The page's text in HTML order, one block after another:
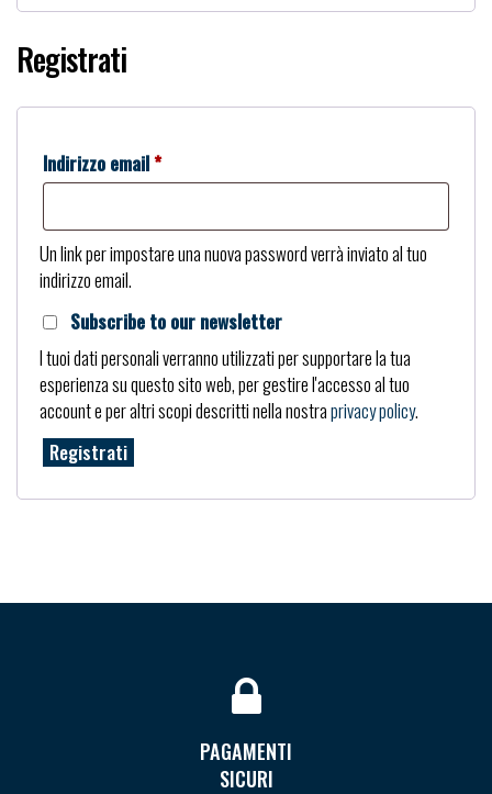
Registrati
Indirizzo email*Richiesto
Un link per impostare una nuova password verrà inviato al tuo
indirizzo email.
Subscribe to our newsletter
I tuoi dati personali verranno utilizzati per supportare la tua
esperienza su questo sito web, per gestire l'accesso al tuo
account e per altri scopi descritti nella nostraprivacy policy.
Registrati
PAGAMENTI
SICURI